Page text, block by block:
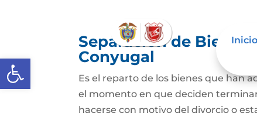
Abrir barra de herramientas
Inicio
Separación de Bienes
Conyugal
Es el reparto de los bienes que han
el momento en que deciden
hacerse con motivo del divorcio o